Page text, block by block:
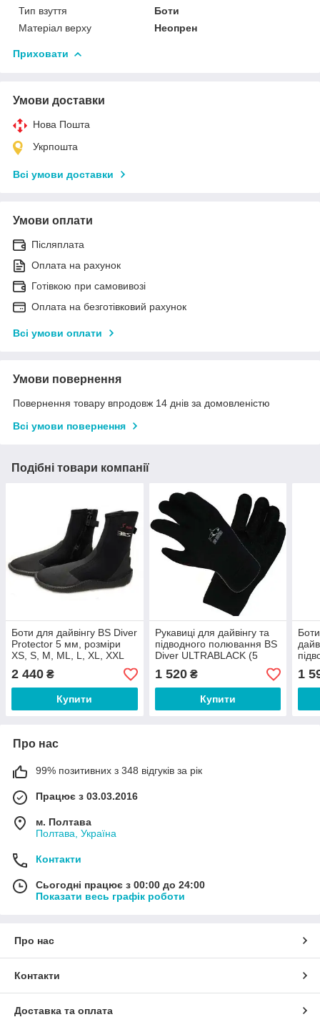
Тип взуття
Боти
Матеріал верху
Неопрен
Приховати
Умови доставки
Нова Пошта
Укрпошта
Всі умови доставки
Умови оплати
Післяплата
Оплата на рахунок
Готівкою при самовивозі
Оплата на безготівковий рахунок
Всі умови оплати
Умови повернення
Повернення товару впродовж 14 днів за домовленістю
Всі умови повернення
Подібні товари компанії
Боти для дайвінгу BS Diver
Protector 5 мм, розміри
XS, S, M, ML, L, XL, XXL
2 440 ₴
Купити
Рукавиці для дайвінгу та
підводного полювання BS
Diver ULTRABLACK (5
мм), розмір XL
1 520₴
Купити
1
Про нас
99% позитивних з 348 відгуків за рік
Працює з 03.03.2016
м. Полтава
Полтава, Україна
Контакти
Сьогодні працює з 00:00 до 24:00
Показати весь графік роботи
Про нас
Контакти
Доставка та оплата